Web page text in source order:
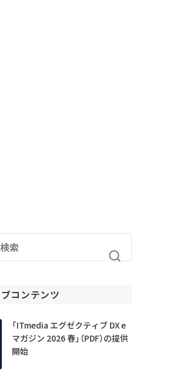
コンテンツ
「ITmedia エグゼクティブ DX e
マガジン 2026 春」（PDF）の提供
開始